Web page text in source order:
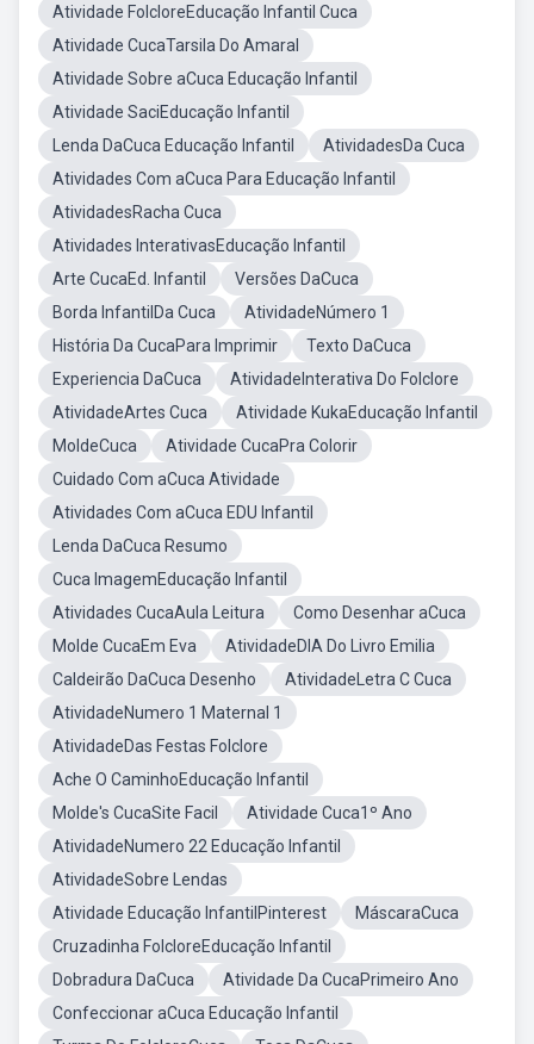
Atividade FolcloreEducação Infantil Cuca
Atividade CucaTarsila Do Amaral
Atividade Sobre aCuca Educação Infantil
Atividade SaciEducação Infantil
Lenda DaCuca Educação Infantil
AtividadesDa Cuca
Atividades Com aCuca Para Educação Infantil
AtividadesRacha Cuca
Atividades InterativasEducação Infantil
Arte CucaEd. Infantil
Versões DaCuca
Borda InfantilDa Cuca
AtividadeNúmero 1
História Da CucaPara Imprimir
Texto DaCuca
Experiencia DaCuca
AtividadeInterativa Do Folclore
AtividadeArtes Cuca
Atividade KukaEducação Infantil
MoldeCuca
Atividade CucaPra Colorir
Cuidado Com aCuca Atividade
Atividades Com aCuca EDU Infantil
Lenda DaCuca Resumo
Cuca ImagemEducação Infantil
Atividades CucaAula Leitura
Como Desenhar aCuca
Molde CucaEm Eva
AtividadeDIA Do Livro Emilia
Caldeirão DaCuca Desenho
AtividadeLetra C Cuca
AtividadeNumero 1 Maternal 1
AtividadeDas Festas Folclore
Ache O CaminhoEducação Infantil
Molde's CucaSite Facil
Atividade Cuca1º Ano
AtividadeNumero 22 Educação Infantil
AtividadeSobre Lendas
Atividade Educação InfantilPinterest
MáscaraCuca
Cruzadinha FolcloreEducação Infantil
Dobradura DaCuca
Atividade Da CucaPrimeiro Ano
Confeccionar aCuca Educação Infantil